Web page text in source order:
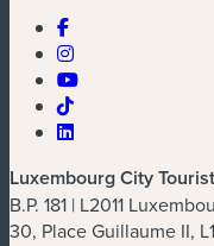
Luxembourg City
B.P. 181 | L2011
30, Place Guillaume II,